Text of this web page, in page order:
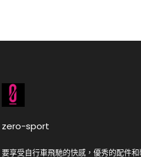
zero-sport
要享受自行車飛馳的快感，優秀的配件